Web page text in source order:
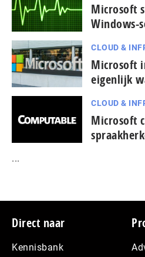
Microsoft
Windows-
CLOUD &
Microsoft
eigenlijk
CLOUD &
Microsoft
...
Footer
Direct naar
Kennisbank